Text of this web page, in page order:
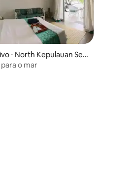
⋅ North Kepulauan Seri
o mar